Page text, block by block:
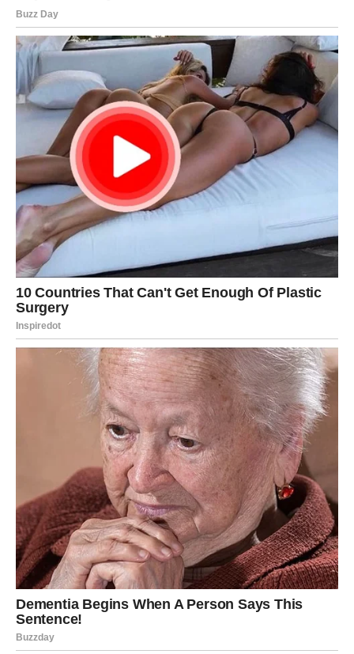
informacija konačno izaći na vidjelo.
Može biti riječ o poslovnoj situaciji, prijateljskom odnosu
ili emotivnoj priči koja je dugo bila nejasna. Kada saznate
cijelu istinu, shvatićete zašto su se određeni događaji
odvijali upravo onako kako jesu.
Poruka zvijezda
Ne reagujte odmah – prvo sagledajte širu sliku.
JARAC
Vrijeme jasnoće i sigurnosti
Jarčevi će dobiti potvrdu da su njihove procjene bile
ispravne.
To vam vraća unutrašnji mir.
Poruka zvijezda
Vjerujte vlastitom iskustvu.
VODOLIJA
Odgovor dolazi iz neočekivanog pravca
Vodolije bi kroz sasvim slučajan razgovor mogle saznati
nešto veoma važno.